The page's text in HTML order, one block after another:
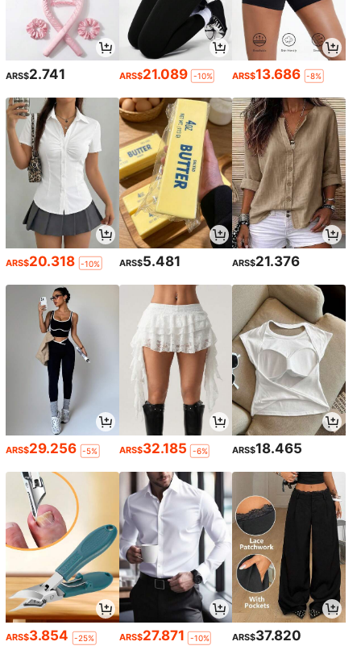
ARS$2.741 ARS$21.089 -10% ARS$13.686 -8%
ARS$20.318 -10% ARS$5.481 ARS$21.376
ARS$29.256 -5% ARS$32.185 -6% ARS$18.465
ARS$3.854 -25% ARS$27.871 -10% ARS$37.820